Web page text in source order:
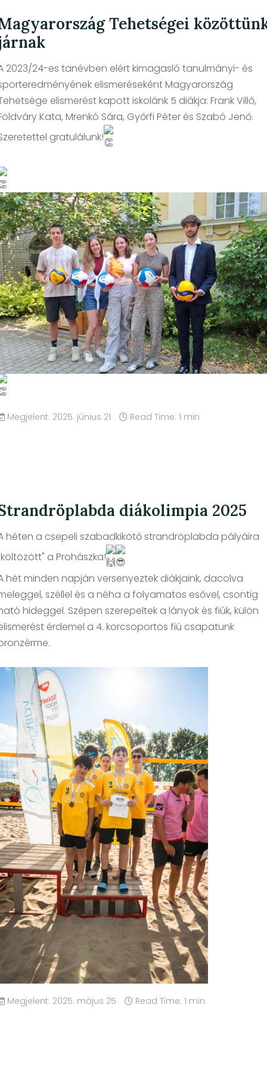
Tehetségei
2023/24-es tanévben elért kimagasló tanulmányi- és
elismeréseként Magyarország
elismerést kapott iskolánk 5 diákja: Frank Villő,
Kata, Mrenkó Sára, Győrfi Péter és Szabó Jenő.
gratulálunk!
Megjelent: 2025. június 21 Read Time: 1 min
diákolimpia 2025
héten a csepeli szabadkikötő strandröplabda pályáira
a Prohászka!
hét minden napján versenyeztek diákjaink, dacolva
széllel és a néha a folyamatos esővel, csontig
hideggel. Szépen szerepeltek a lányok és fiúk, külön
érdemel a 4. korcsoportos fiú csapatunk
Megjelent: 2025. május 25 Read Time: 1 min